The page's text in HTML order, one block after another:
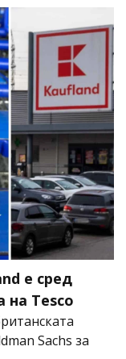
е сред
на Tesco
Sachs за